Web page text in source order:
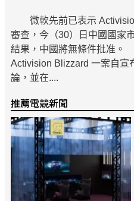
微軟先前已表示
審查，今（30）日中國國家
結果，中國將無條件批准
Activision Blizzard 一案自宣
論，並在....
推薦電競新聞